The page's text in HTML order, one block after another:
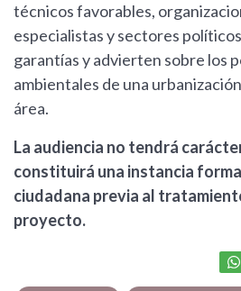
técnicos favorables,
especialistas y sectores
garantías y advierten sobre los
ambientales de una
área.
La audiencia no tendrá
constituirá una instancia
ciudadana previa al
proyecto.